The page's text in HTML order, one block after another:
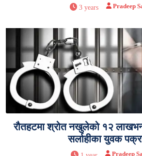
3 years Pradeep
रौतहटमा श्रोत नखुलेको १२
सर्लाहीका युवक
Pradeep